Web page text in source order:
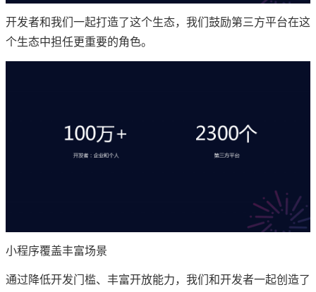
开发者和我们一起打造了这个生态，我们鼓励第三方平台在这
个生态中担任更重要的角色。
小程序覆盖丰富场景
通过降低开发门槛、丰富开放能力，我们和开发者一起创造了